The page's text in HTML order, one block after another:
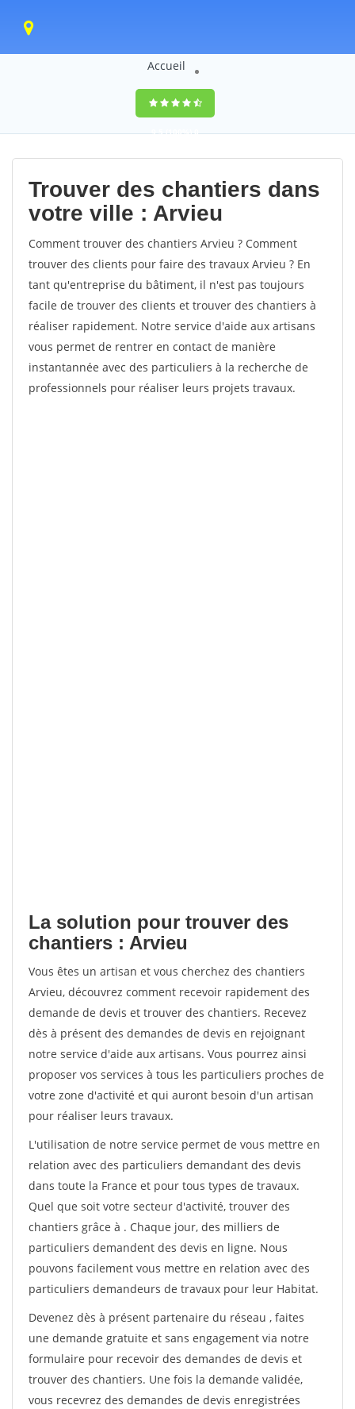
Accueil
9,5(100%)0
votes
Trouver des chantiers dans
votre ville : Arvieu
Comment trouver des chantiers Arvieu ? Comment
trouver des clients pour faire des travaux Arvieu ? En
tant qu'entreprise du bâtiment, il n'est pas toujours
facile de trouver des clients et trouver des chantiers à
réaliser rapidement. Notre service d'aide aux artisans
vous permet de rentrer en contact de manière
instantannée avec des particuliers à la recherche de
professionnels pour réaliser leurs projets travaux.
La solution pour trouver des
chantiers : Arvieu
Vous êtes un artisan et vous cherchez des chantiers
Arvieu, découvrez comment recevoir rapidement des
demande de devis et trouver des chantiers. Recevez
dès à présent des demandes de devis en rejoignant
notre service d'aide aux artisans. Vous pourrez ainsi
proposer vos services à tous les particuliers proches de
votre zone d'activité et qui auront besoin d'un artisan
pour réaliser leurs travaux.
L'utilisation de notre service permet de vous mettre en
relation avec des particuliers demandant des devis
dans toute la France et pour tous types de travaux.
Quel que soit votre secteur d'activité, trouver des
chantiers grâce à . Chaque jour, des milliers de
particuliers demandent des devis en ligne. Nous
pouvons facilement vous mettre en relation avec des
particuliers demandeurs de travaux pour leur Habitat.
Devenez dès à présent partenaire du réseau , faites
une demande gratuite et sans engagement via notre
formulaire pour recevoir des demandes de devis et
trouver des chantiers. Une fois la demande validée,
vous recevrez des demandes de devis enregistrées